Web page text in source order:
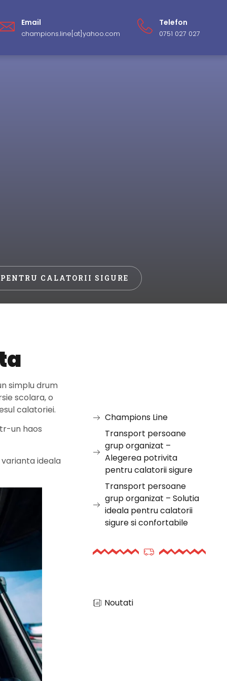
Email
champions.line[at]yahoo.com
Telefon
0751 027 027
CALATORII SIGURE
simplu drum
scolara, o
calatoriei.
un haos
ideala
Champions Line
Transport persoane
grup organizat –
Alegerea potrivita
pentru calatorii sigure
Transport persoane
grup organizat – Solutia
ideala pentru calatorii
sigure si confortabile
Noutati